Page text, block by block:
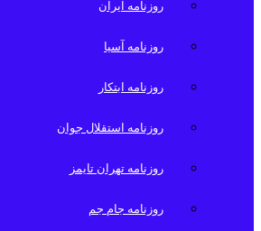
روزنامه ایران
روزنامه آسیا
روزنامه ابتکار
روزنامه استقلال جوان
روزنامه تهران تایمز
روزنامه جام جم